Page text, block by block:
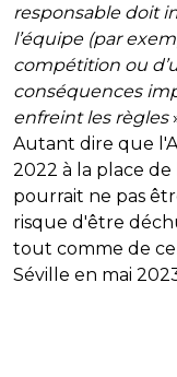
responsable doit
l’équipe (par
compétition ou
conséquences
enfreint les règles
Autant dire que
2022 à la place
pourrait ne pas
risque d'être
tout comme de
Séville en mai